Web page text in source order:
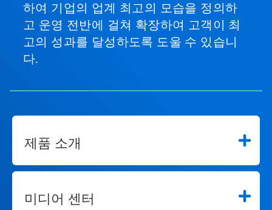
하여 기업의 업계 최고의 모습을 정의하
고 운영 전반에 걸쳐 확장하여 고객이 최
고의 성과를 달성하도록 도울 수 있습니
다.
제품 소개
미디어 센터